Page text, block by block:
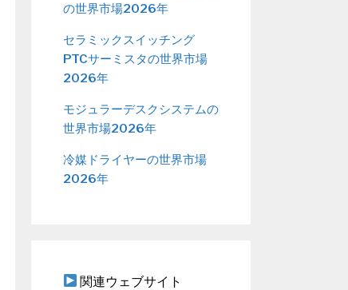
の世界市場2026年
セラミックスイッチング
PTCサーミスタの世界市場
2026年
モジュラーデスクシステムの
世界市場2026年
冷媒ドライヤーの世界市場
2026年
関連ウェブサイト